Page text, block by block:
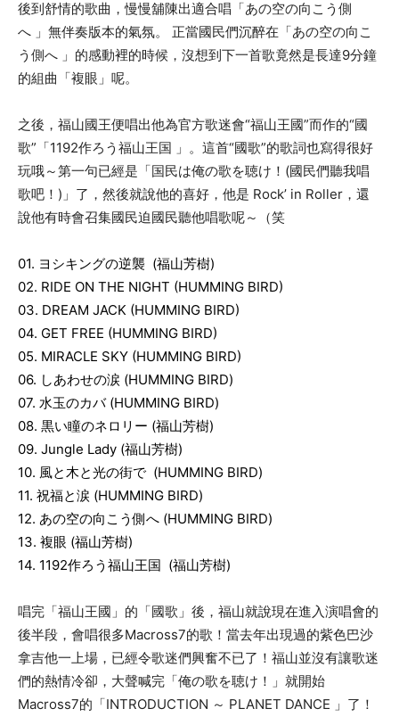
後到舒情的歌曲，慢慢舖陳出適合唱「あの空の向こう側
へ 」無伴奏版本的氣氛。
正當國民們沉醉在「あの空の向こ
う側へ 」的感動裡的時候，沒想到下一首歌竟然是長達9分鐘
的組曲「複眼 」呢。
之後，福山國王便唱出他為官方歌迷會“福山王國”而作的“國
歌” 「1192作ろう福山王国 」。這首“國歌”的歌詞也寫得很好
玩哦～第一句已經是「国民は俺の歌を聴け！(國民們聽我唱
歌吧！)」 了，然後就說他的喜好，他是 Rock’ in Roller ，還
說他有時會召集國民迫國民聽他唱歌呢～（笑
01. ヨシキングの逆襲 (福山芳樹)
02. RIDE ON THE NIGHT (HUMMING BIRD)
03. DREAM JACK (HUMMING BIRD)
04. GET FREE (HUMMING BIRD)
05. MIRACLE SKY (HUMMING BIRD)
06. しあわせの涙 (HUMMING BIRD)
07. 水玉のカバ (HUMMING BIRD)
08. 黒い瞳のネロリー (福山芳樹)
09. Jungle Lady (福山芳樹)
10. 風と木と光の街で (HUMMING BIRD)
11. 祝福と涙 (HUMMING BIRD)
12. あの空の向こう側へ (HUMMING BIRD)
13. 複眼 (福山芳樹)
14. 1192作ろう福山王国 (福山芳樹)
唱完「福山王國」 的「國歌」 後，福山就說現在進入演唱會的
後半段，會唱很多Macross7的歌！當去年出現過的紫色巴沙
拿吉他一上場，已經令歌迷們興奮不已了！福山並沒有讓歌迷
們的熱情冷卻，大聲喊完「俺の歌を聴け！」就開始
Macross7的「INTRODUCTION ～ PLANET DANCE 」了！